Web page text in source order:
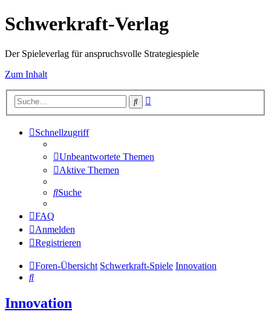
Schwerkraft-Verlag
Der Spieleverlag für anspruchsvolle Strategiespiele
Zum Inhalt
Suche
Schnellzugriff
Unbeantwortete Themen
Aktive Themen
Suche
FAQ
Anmelden
Registrieren
Foren-Übersicht Schwerkraft-Spiele Innovation
Suche
Innovation